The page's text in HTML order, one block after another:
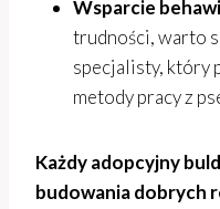
Wsparcie
trudności, warto
specjalisty, który
metody pracy z
Każdy adopcyjny
budowania dobrych